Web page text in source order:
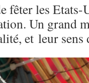
fêter les Etats-
Un grand
et leur sens